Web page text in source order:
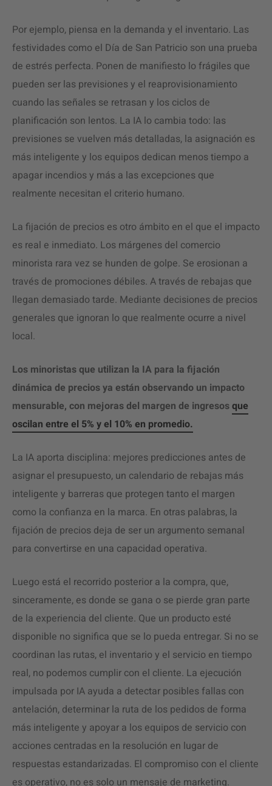
Por ejemplo, piensa en la demanda y el inventario. Las
festividades como el Día de San Patricio son una prueba
de estrés perfecta. Ponen de manifiesto lo frágiles que
pueden ser las previsiones y el reaprovisionamiento
cuando las señales se retrasan y los ciclos de
planificación son lentos. La IA lo cambia todo: las
previsiones se vuelven más detalladas, la asignación es
más inteligente y los equipos dedican menos tiempo a
apagar incendios y más a las excepciones que
realmente necesitan el criterio humano.
La fijación de precios es otro ámbito en el que el impacto
es real e inmediato. Los márgenes del comercio
minorista rara vez se hunden de golpe. Se erosionan a
través de promociones débiles. A través de rebajas que
llegan demasiado tarde. Mediante decisiones de precios
generales que ignoran lo que realmente ocurre a nivel
local.
Los minoristas que utilizan la IA para la fijación
dinámica de precios ya están observando un impacto
mensurable, con mejoras del margen de ingresosque
oscilan entre el 5% y el 10% en promedio.
La IA aporta disciplina: mejores predicciones antes de
asignar el presupuesto, un calendario de rebajas más
inteligente y barreras que protegen tanto el margen
como la confianza en la marca. En otras palabras, la
fijación de precios deja de ser un argumento semanal
para convertirse en una capacidad operativa.
Luego está el recorrido posterior a la compra, que,
sinceramente, es donde se gana o se pierde gran parte
de la experiencia del cliente. Que un producto esté
disponible no significa que se lo pueda entregar. Si no se
coordinan las rutas, el inventario y el servicio en tiempo
real, no podemos cumplir con el cliente. La ejecución
impulsada por IA ayuda a detectar posibles fallas con
antelación, determinar la ruta de los pedidos de forma
más inteligente y apoyar a los equipos de servicio con
acciones centradas en la resolución en lugar de
respuestas estandarizadas. El compromiso con el cliente
es operativo, no es solo un mensaje de marketing.